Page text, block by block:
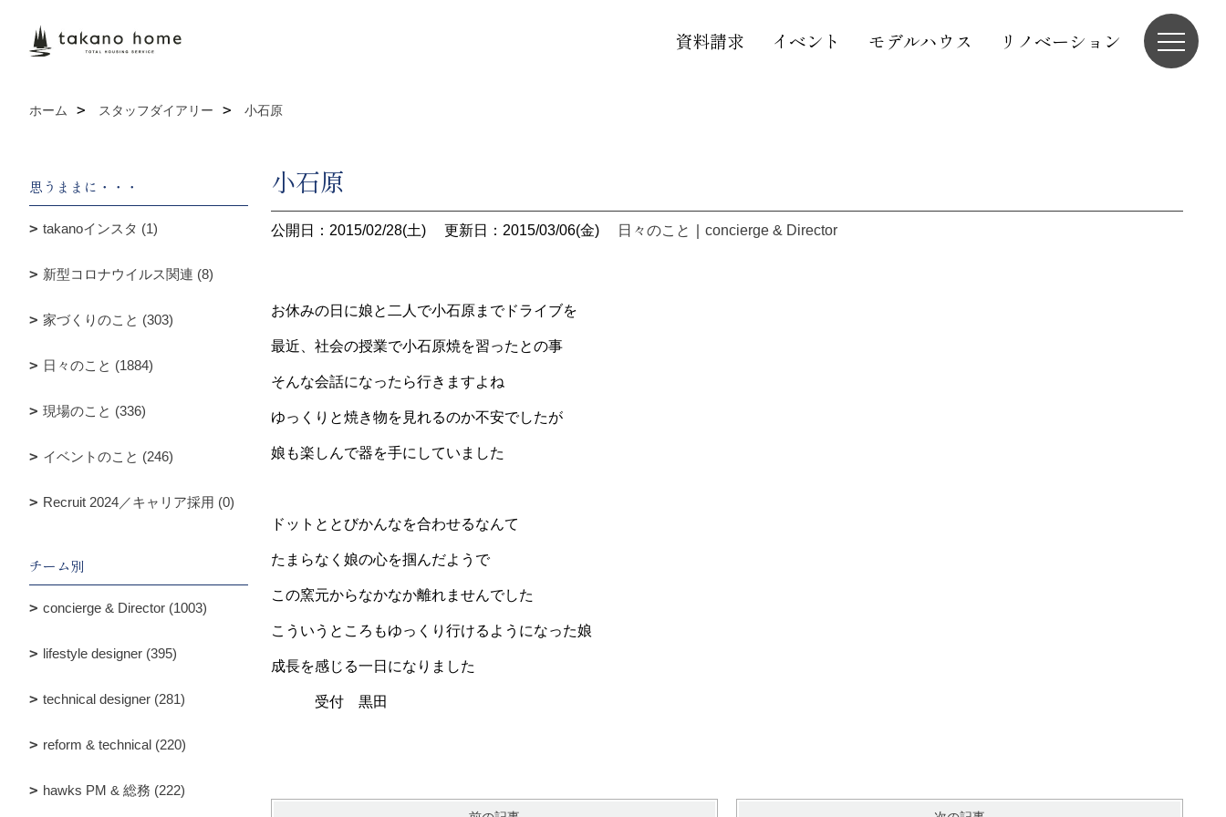
資料請求 イベント モデルハウス リノベーション
ホーム スタッフダイアリー 小石原
小石原
公開日：2015/02/28(土) 更新日：2015/03/06(金) 日々のこと concierge & Director
お休みの日に娘と二人で小石原までドライブを
最近、社会の授業で小石原焼を習ったとの事
そんな会話になったら行きますよね
ゆっくりと焼き物を見れるのか不安でしたが
娘も楽しんで器を手にしていました
ドットととびかんなを合わせるなんて
たまらなく娘の心を掴んだようで
この窯元からなかなか離れませんでした
こういうところもゆっくり行けるようになった娘
成長を感じる一日になりました
受付 黒田
思うままに・・・
takanoインスタ (1)
新型コロナウイルス関連 (8)
家づくりのこと (303)
日々のこと (1884)
現場のこと (336)
イベントのこと (246)
Recruit 2024／キャリア採用 (0)
チーム別
concierge & Director (1003)
lifestyle designer (395)
technical designer (281)
reform & technical (220)
hawks PM & 総務 (222)